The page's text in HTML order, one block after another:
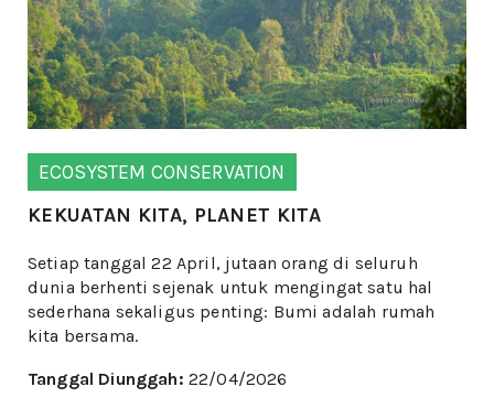
ECOSYSTEM CONSERVATION
KEKUATAN KITA, PLANET KITA
Setiap tanggal 22 April, jutaan orang di seluruh
dunia berhenti sejenak untuk mengingat satu hal
sederhana sekaligus penting: Bumi adalah rumah
kita bersama.
Tanggal Diunggah: 22/04/2026